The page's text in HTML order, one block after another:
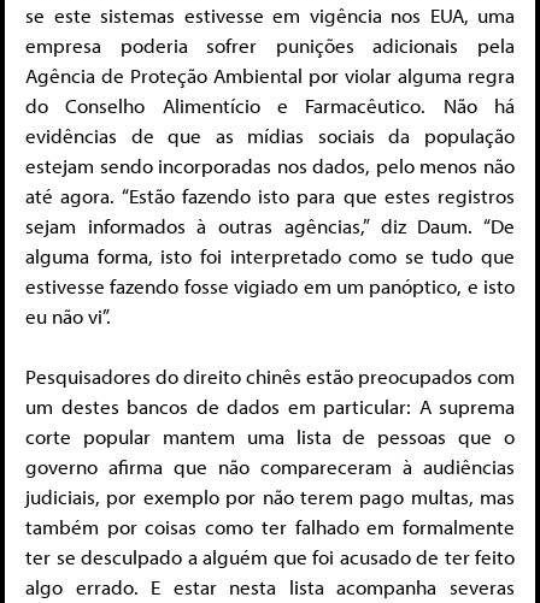
se este sistemas estivesse em vigência nos EUA, uma
empresa poderia sofrer punições adicionais pela
Agência de Proteção Ambiental por violar alguma regra
do Conselho Alimentício e Farmacêutico. Não há
evidências de que as mídias sociais da população
estejam sendo incorporadas nos dados, pelo menos não
até agora. “Estão fazendo isto para que estes registros
sejam informados à outras agências,” diz Daum. “De
alguma forma, isto foi interpretado como se tudo que
estivesse fazendo fosse vigiado em um panóptico, e isto
eu não vi”.
Pesquisadores do direito chinês estão preocupados com
um destes bancos de dados em particular: A suprema
corte popular mantem uma lista de pessoas que o
governo afirma que não compareceram à audiências
judiciais, por exemplo por não terem pago multas, mas
também por coisas como ter falhado em formalmente
ter se desculpado a alguém que foi acusado de ter feito
algo errado. E estar nesta lista acompanha severas